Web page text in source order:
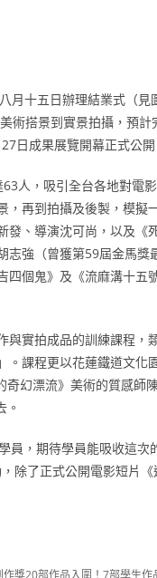
月十五日辦理結業式（見
術搭景到實景拍攝，預計
日成果展覽開幕正式公開
人，吸引全台各地對電
，再到拍攝及後製，模擬
發、導演沈可尚，以及《
志強（曾獲第59屆金馬獎
四個鬼》及《流麻溝十五
與實拍成品的訓練課程，
。課程更以花蓮鐵道文化
奇幻漂流》美術的質感師
員，期待學員能吸收這次
除了正式公開電影短片《
獎20部作品入圍！7部學生作